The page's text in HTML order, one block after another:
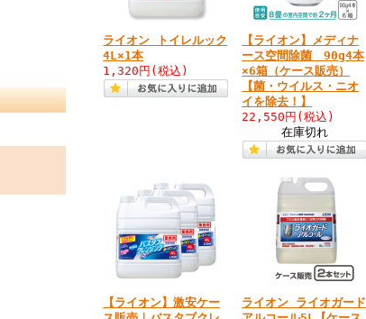
ライオン トイレルック
4L×1本
1,320円 (税込)
【ライオン】メディナ
ース空間除菌 90g4本
×6箱（ケース販売）
【菌・ウイルス・ニオ
イを除去！】
22,550円 (税込)
在庫切れ
【ライオン】激安ケー
ライオン ライオガード